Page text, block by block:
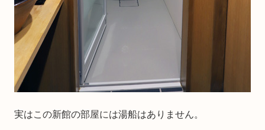
実はこの新館の部屋には湯船はありません。